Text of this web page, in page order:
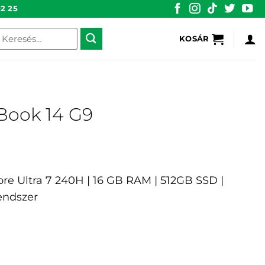
25
KOSÁR
14 G9
Ultra 7 240H | 16 GB RAM | 512GB SSD |